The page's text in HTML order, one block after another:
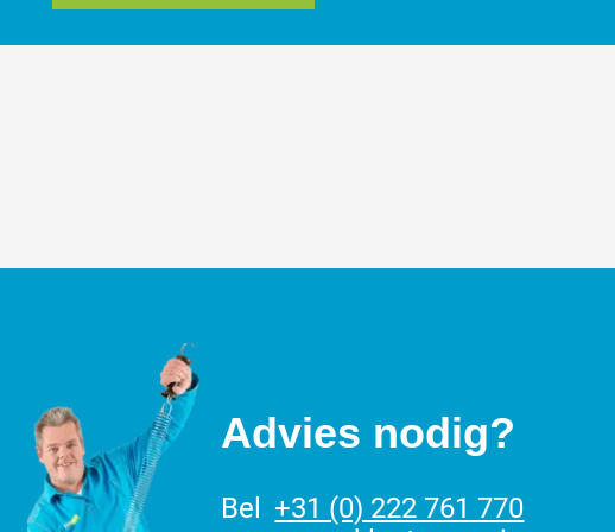
Advies nodig?
Bel
+31 (0) 222 761 770